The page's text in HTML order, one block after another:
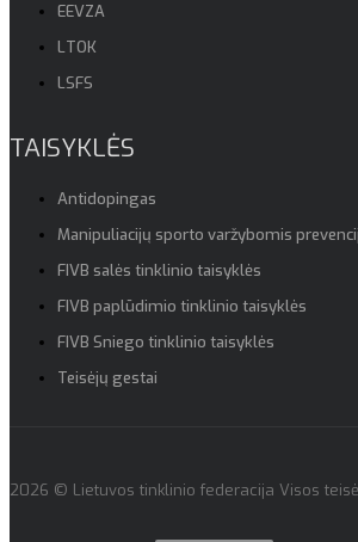
EEVZA
LTOK
LSFS
TAISYKLĖS
Antidopingas
Manipuliacijų sporto varžybomis
FIVB salės tinklinio taisyklės
FIVB paplūdimio tinklinio taisyklės
FIVB Sniego tinklinio taisyklės
Teisėjų gestai
2026 © Lietuvos tinklinio federacija Visos